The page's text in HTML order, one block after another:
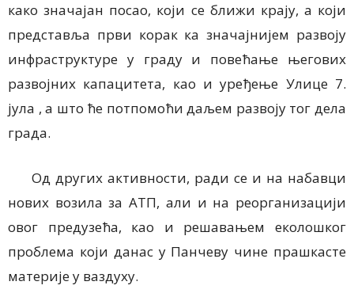
како значајан посао, који се ближи крају, а који
представља први корак ка значајнијем развоју
инфраструктуре у граду и повећање његових
развојних капацитета, као и уређење Улице 7.
јула , а што ће потпомоћи даљем развоју тог дела
града.
Од других активности, ради се и на набавци
нових возила за АТП, али и на реорганизацији
овог предузећа, као и решавањем еколошког
проблема који данас у Панчеву чине прашкасте
материје у ваздуху.